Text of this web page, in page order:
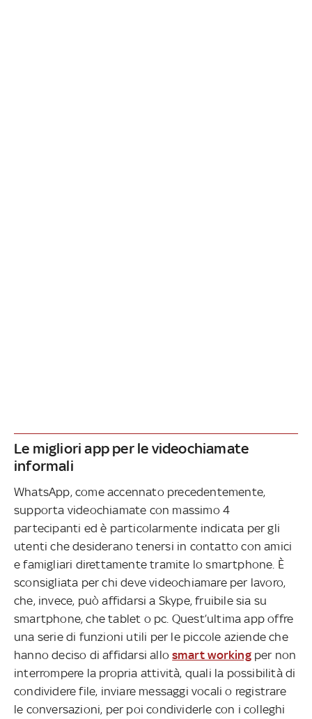
Le migliori app per le videochiamate
informali
WhatsApp, come accennato precedentemente,
supporta videochiamate con massimo 4
partecipanti ed è particolarmente indicata per gli
utenti che desiderano tenersi in contatto con amici
e famigliari direttamente tramite lo smartphone. È
sconsigliata per chi deve videochiamare per lavoro,
che, invece, può affidarsi a Skype, fruibile sia su
smartphone, che tablet o pc. Quest’ultima app offre
una serie di funzioni utili per le piccole aziende che
hanno deciso di affidarsi allosmart workingper non
interrompere la propria attività, quali la possibilità di
condividere file, inviare messaggi vocali o registrare
le conversazioni, per poi condividerle con i colleghi